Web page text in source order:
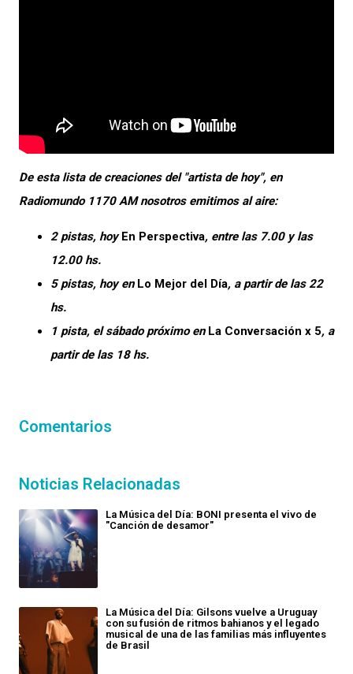
De esta lista de creaciones del "artista de hoy", en
Radiomundo 1170 AM nosotros emitimos al aire:
2 pistas, hoyEn Perspectiva, entre las 7.00 y las
12.00 hs.
5 pistas, hoy en Lo Mejor del Día, a partir de las 22
hs.
1 pista, el sábado próximo en La Conversación x 5, a
partir de las 18 hs.
Comentarios
Noticias Relacionadas
La Música del Día: BONI presenta el vivo de
"Canción de desamor"
La Música del Día: Gilsons vuelve a Uruguay
con su fusión de ritmos bahianos y el legado
musical de una de las familias más influyentes
de Brasil